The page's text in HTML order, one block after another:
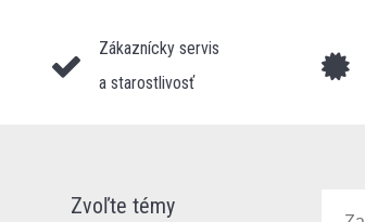
Zákaznícky servis
a starostlivosť
Zvoľte témy